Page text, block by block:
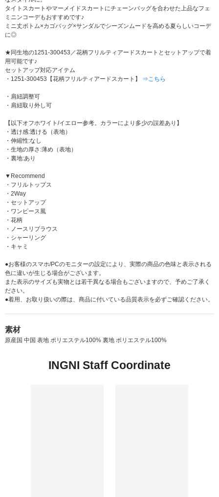
タイトスカートやマーメイドスカートにチェーンバッグを合わせた上品なフェ
ミニンコーデもおすすめです♪
ミニ丈ボトム×カゴバッグ×サンダルでシーズンムードを高める夏らしいコーデ
に◎
★同生地の1251-300453／花柄フリルティアードスカートとセットアップで着
用可能です♪
セットアップ対応アイテム
・1251-300453【花柄フリルティアードスカート】 ⇒こちら
・肩紐調整可
・肩紐取り外し可
【以下オフホワイト/イエロー参考。カラーにより多少の誤差あり】
・透け感:透ける（表地）
・伸縮性:なし
・生地の厚さ:薄め（表地）
・裏地:あり
▼Recommend
・フリルトップス
・2Way
・セットアップ
・ワンピース風
・花柄
・ノースリブラウス
・シャーリング
・キャミ
●お客様のスマホ/PCのモニターの設定により、実際の商品の色味と表示される
色に違いが生じる場合がございます。
また表示のサイズも実物とは若干異なる場合もございますので、予めご了承く
ださい。
●着用、お取り扱いの際は、商品に付いている品質表示を必ずご確認ください。
素材
原産国 中国 表地 ポリエステル100% 裏地 ポリエステル100%
INGNI Staff Coordinate